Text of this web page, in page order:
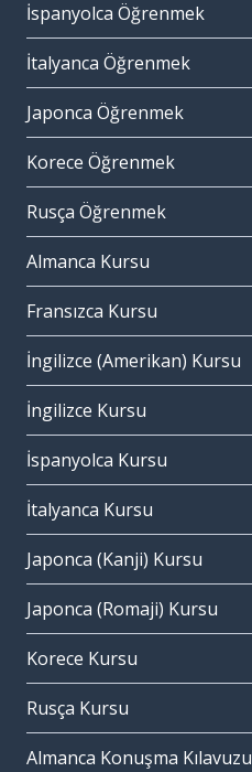
İspanyolca Öğrenmek
İtalyanca Öğrenmek
Japonca Öğrenmek
Korece Öğrenmek
Rusça Öğrenmek
Almanca Kursu
Fransızca Kursu
İngilizce (Amerikan) Kursu
İngilizce Kursu
İspanyolca Kursu
İtalyanca Kursu
Japonca (Kanji) Kursu
Japonca (Romaji) Kursu
Korece Kursu
Rusça Kursu
Almanca Konuşma Kılavuzu